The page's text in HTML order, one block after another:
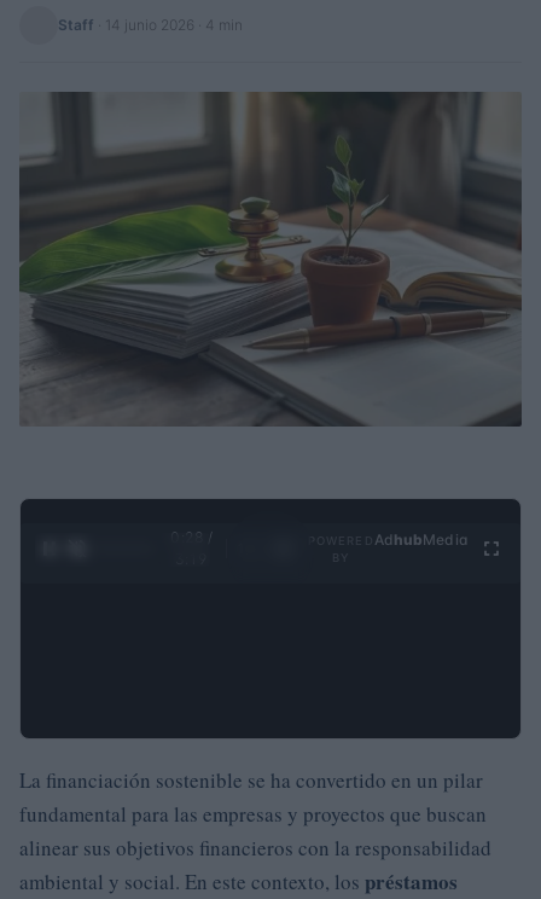
Staff 14 junio 2026 · 4 min
0:29 /
Ad hubMedia
La financiación sostenible se ha convertido en un pilar
fundamental para las empresas y proyectos que buscan
alinear sus objetivos financieros con la responsabilidad
ambiental y social. En este contexto, los préstamos